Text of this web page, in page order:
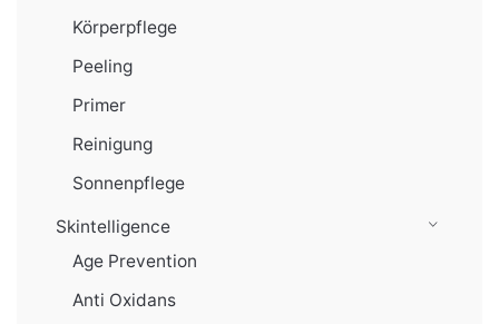
Körperpflege
Peeling
Primer
Reinigung
Sonnenpflege
Skintelligence
Age Prevention
Anti Oxidans